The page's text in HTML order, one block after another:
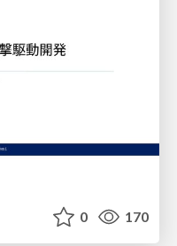
0 170